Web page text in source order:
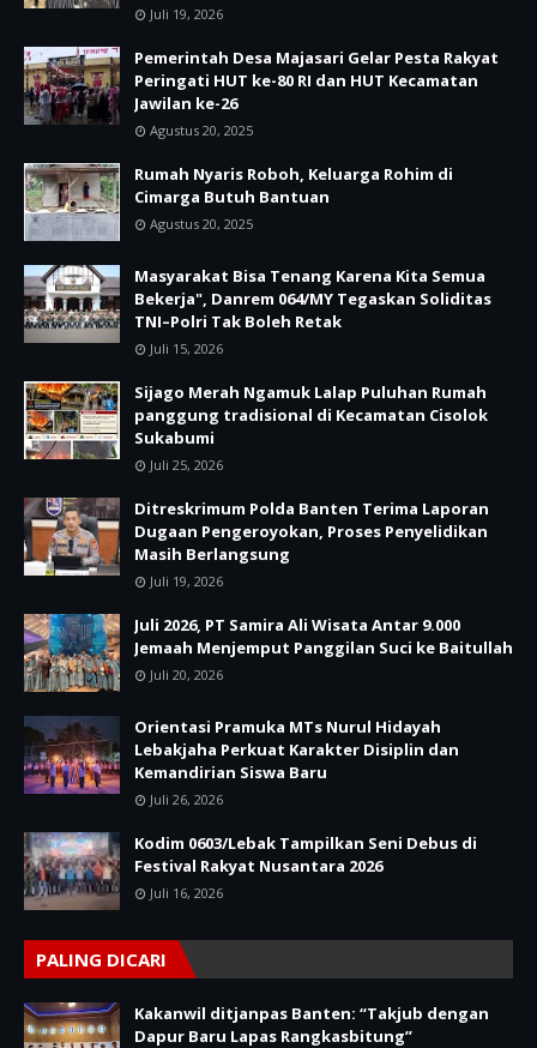
Juli 19, 2026
Pemerintah Desa Majasari Gelar Pesta Rakyat
Peringati HUT ke-80 RI dan HUT Kecamatan
Jawilan ke-26
Agustus 20, 2025
Rumah Nyaris Roboh, Keluarga Rohim di
Cimarga Butuh Bantuan
Agustus 20, 2025
Masyarakat Bisa Tenang Karena Kita Semua
Bekerja", Danrem 064/MY Tegaskan Soliditas
TNI–Polri Tak Boleh Retak
Juli 15, 2026
Sijago Merah Ngamuk Lalap Puluhan Rumah
panggung tradisional di Kecamatan Cisolok
Sukabumi
Juli 25, 2026
Ditreskrimum Polda Banten Terima Laporan
Dugaan Pengeroyokan, Proses Penyelidikan
Masih Berlangsung
Juli 19, 2026
Juli 2026, PT Samira Ali Wisata Antar 9.000
Jemaah Menjemput Panggilan Suci ke Baitullah
Juli 20, 2026
Orientasi Pramuka MTs Nurul Hidayah
Lebakjaha Perkuat Karakter Disiplin dan
Kemandirian Siswa Baru
Juli 26, 2026
Kodim 0603/Lebak Tampilkan Seni Debus di
Festival Rakyat Nusantara 2026
Juli 16, 2026
PALING DICARI
Kakanwil ditjanpas Banten: “Takjub dengan
Dapur Baru Lapas Rangkasbitung”